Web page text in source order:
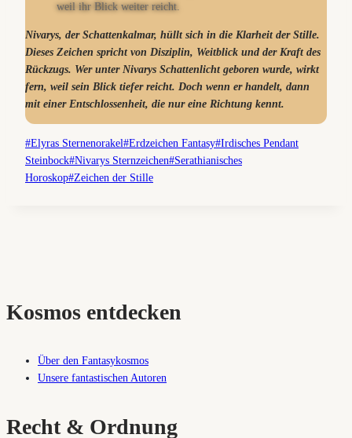
Nivarys, der Schattenkalmar, hüllt sich in die Klarheit der Stille.
Dieses Zeichen spricht von Disziplin, Weitblick und der Kraft des
Rückzugs. Wer unter Nivarys Schattenlicht geboren wurde, wirkt
fern, weil sein Blick tiefer reicht. Doch wenn er handelt, dann
mit einer Entschlossenheit, die nur eine Richtung kennt.
Schlagworte:
#Elyras Sternenorakel#Erdzeichen Fantasy#Irdisches Pendant
Steinbock#Nivarys Sternzeichen#Serathianisches
Horoskop#Zeichen der Stille
Kosmos entdecken
Über den Fantasykosmos
Unsere fantastischen Autoren
Recht & Ordnung